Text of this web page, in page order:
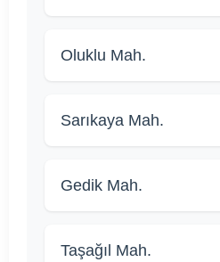
Oluklu Mah.
Sarıkaya Mah.
Gedik Mah.
Taşağıl Mah.